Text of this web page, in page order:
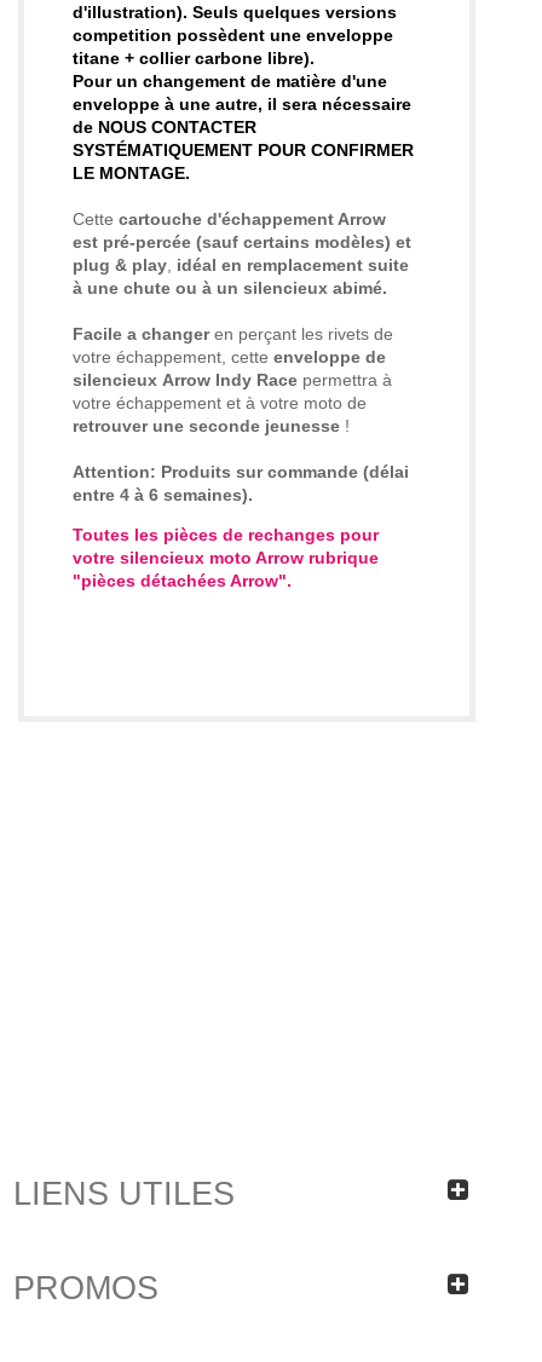
d'illustration). Seuls quelques versions
competition possèdent une enveloppe
titane + collier carbone libre).
Pour un changement de matière d'une
enveloppe à une autre, il sera nécessaire
de NOUS CONTACTER
SYSTÉMATIQUEMENT POUR CONFIRMER
LE MONTAGE.
Cette cartouche d'échappement Arrow
est pré-percée (sauf certains modèles) et
plug & play idéal en remplacement suite
à une chute ou à un silencieux abimé.
Facile a changeren perçant les rivets de
votre échappement, cette enveloppe de
silencieux Arrow Indy Race permettra à
votre échappement et à votre moto de
retrouver une seconde jeunesse !
Attention: Produits sur commande (délai
entre 4 à 6 semaines).
Toutes les pièces de rechanges pour
votre silencieux moto Arrow rubrique
"pièces détachées Arrow".
LIENS UTILES
PROMOS